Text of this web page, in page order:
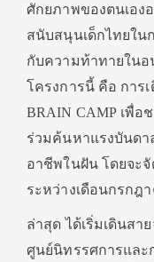
ศักยภาพของตนเอง
สนับสนุนเด็กไทยใ
กับความท้าทายในอ
โครงการนี้ คือ การ
BRAIN CAMP เพื่
ร่วมค้นหาแรงบันดา
อาชีพในฝัน โดยจะ
ระหว่างเดือนกรกฎ
ล่าสุด ได้เริ่มเดินสา
ศูนย์นิทรรศการและ